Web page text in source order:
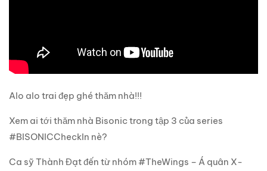
Alo alo trai đẹp ghé thăm nhà!!!
Xem ai tới thăm nhà Bisonic trong tập 3 của series
#BISONICCheckIn nè?
Ca sỹ Thành Đạt đến từ nhóm #TheWings – Á quân X-